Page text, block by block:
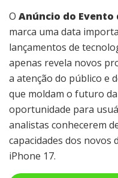
O Anúncio do Evento
marca uma data
lançamentos de
apenas revela novos
a atenção do público e
que moldam o futuro
oportunidade para
analistas conhecerem
capacidades dos novos
iPhone 17.